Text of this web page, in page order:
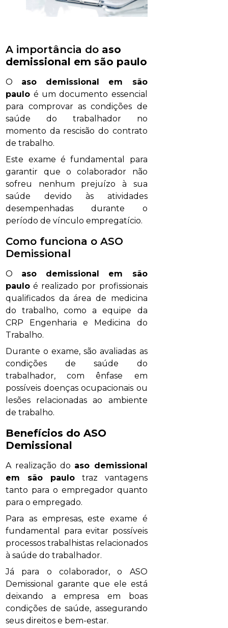
A importância do aso
demissional em são paulo
O aso demissional em são
paulo é um documento essencial
para comprovar as condições de
saúde do trabalhador no
momento da rescisão do contrato
de trabalho.
Este exame é fundamental para
garantir que o colaborador não
sofreu nenhum prejuízo à sua
saúde devido às atividades
desempenhadas durante o
período de vínculo empregatício.
Como funciona o ASO
Demissional
O aso demissional em são
paulo é realizado por profissionais
qualificados da área de medicina
do trabalho, como a equipe da
CRP Engenharia e Medicina do
Trabalho.
Durante o exame, são avaliadas as
condições de saúde do
trabalhador, com ênfase em
possíveis doenças ocupacionais ou
lesões relacionadas ao ambiente
de trabalho.
Benefícios do ASO
Demissional
A realização do aso demissional
em são paulotraz vantagens
tanto para o empregador quanto
para o empregado.
Para as empresas, este exame é
fundamental para evitar possíveis
processos trabalhistas relacionados
à saúde do trabalhador.
Já para o colaborador, o ASO
Demissional garante que ele está
deixando a empresa em boas
condições de saúde, assegurando
seus direitos e bem-estar.